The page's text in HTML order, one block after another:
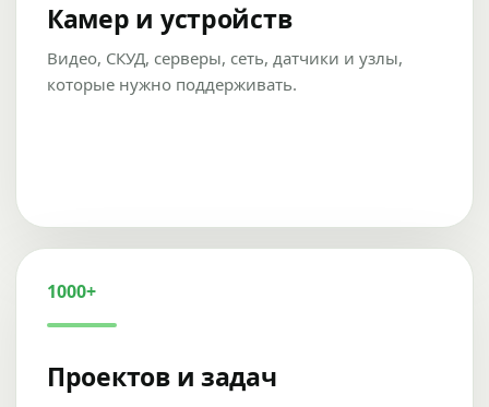
Камер и устройств
Видео, СКУД, серверы, сеть, датчики и узлы,
которые нужно поддерживать.
1000+
Проектов и задач